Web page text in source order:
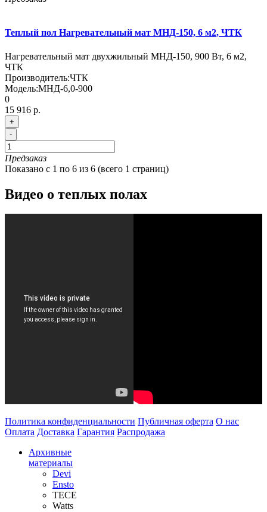
Теплый пол Нагревательный мат МНД-150, 6 м2, ЧТК
Нагревательный мат двухжильный МНД-150, 900 Вт, 6 м2,
ЧТК
Производитель:ЧТК
Модель:МНД-6,0-900
0
15 916 р.
+
-
Предзаказ
Показано с 1 по 6 из 6 (всего 1 страниц)
Видео о теплых полах
Политика конфиденциальности Публичная оферта О нас
Оплата Доставка Гарантия Распродажа
Архивные
материалы
Devi
Ensto
TECE
Watts